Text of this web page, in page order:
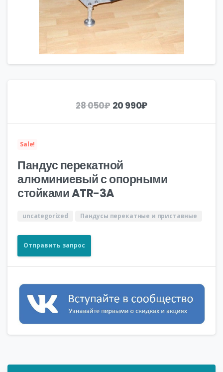
28 050₽ Первоначальная
составляла
20 990₽Текущая
20
Sale!
Пандус перекатной
алюминиевый с опорными
стойками ATR-3A
uncategorized Пандусы перекатные и приставные
Отправить запрос